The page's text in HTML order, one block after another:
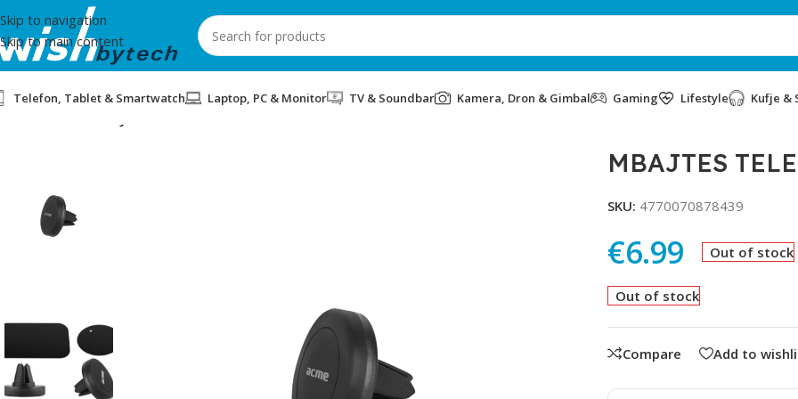
Skip to navigation
Skip to main content
Telefon, Tablet & Smartwatch Laptop, PC & Monitor TV & Soundbar Kamera, Dron & Gimbal Gaming Lifestyle Kufje &
MBAJTES
SKU: 4770070878439
€6.99 Out of stock
Out of stock
Compare Add to